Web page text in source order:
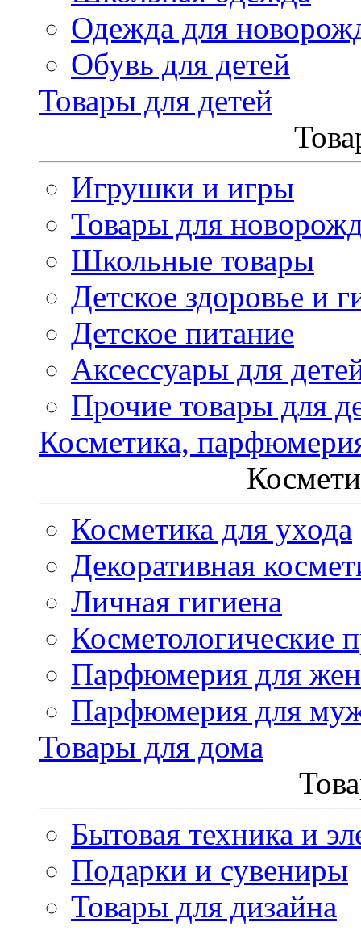
Одежда для
Обувь для детей
Товары для детей
Игрушки и игры
Товары для
Школьные товары
Детское здоровье и
Детское питание
Аксессуары для
Прочие товары для
Косметика,
Косметика для ухода
Декоративная
Личная гигиена
Косметологические
Парфюмерия для
Парфюмерия для
Товары для дома
Бытовая техника и
Подарки и сувениры
Товары для дизайна